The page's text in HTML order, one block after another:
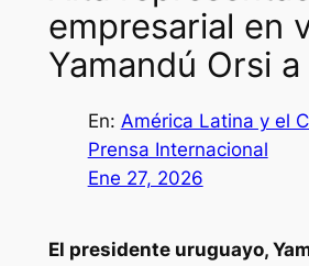
empresarial en
Yamandú Orsi
En: América Latina y el
Prensa Internacional
Ene 27, 2026
El presidente uruguayo,